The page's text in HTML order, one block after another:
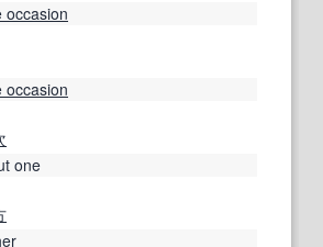
occasion
occasion
one